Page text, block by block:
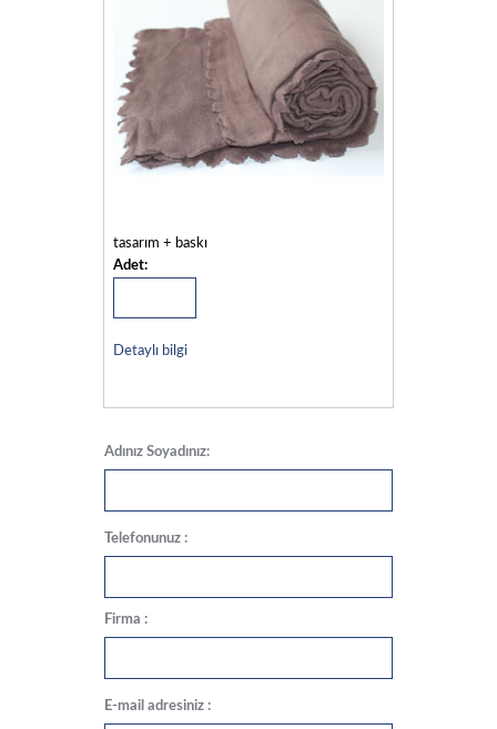
tasarım + baskı
Adet:
Detaylı bilgi
Adınız Soyadınız:
Telefonunuz :
Firma :
E-mail adresiniz :